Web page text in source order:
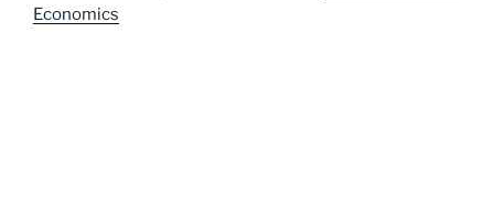
Economics